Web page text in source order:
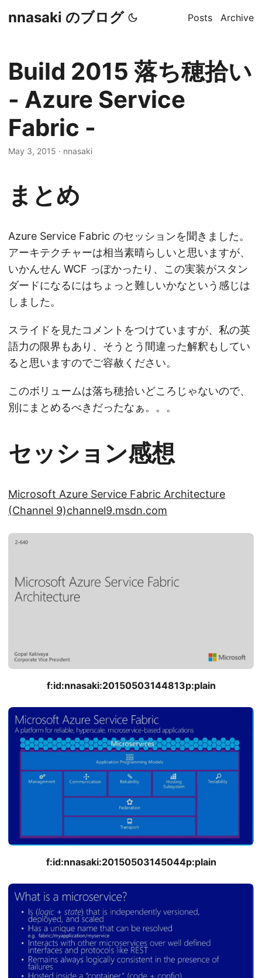
nnasaki のブログ Posts Archive
Build 2015 落ち穂拾い
- Azure Service
Fabric -
May 3, 2015 · nnasaki
まとめ
Azure Service Fabric のセッションを聞きました。
アーキテクチャーは相当素晴らしいと思いますが、
いかんせん WCF っぽかったり、この実装がスタン
ダードになるにはちょっと難しいかなという感じは
しました。
スライドを見たコメントをつけていますが、私の英
語力の限界もあり、そうとう間違った解釈もしてい
ると思いますのでご容赦ください。
このボリュームは落ち穂拾いどころじゃないので、
別にまとめるべきだったなぁ。。。
セッション感想
Microsoft Azure Service Fabric Architecture
(Channel 9)channel9.msdn.com
f:id:nnasaki:20150503144813p:plain
f:id:nnasaki:20150503145044p:plain